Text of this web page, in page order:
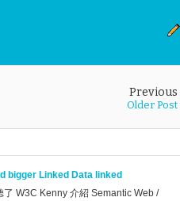
Previous
Older Post
bigger Linked Data linked
了 W3C Kenny 介紹 Semantic Web /